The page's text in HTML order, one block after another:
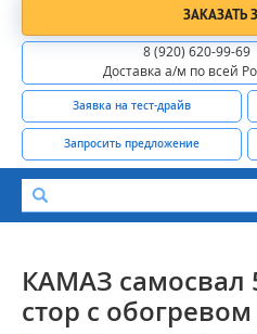
ЗАКАЗАТЬ
8 (920) 620-99-69
Доставка а/м по всей
Заявка на тест-драйв
Запросить предложение
КАТАЛОГ АВТОТЕХНИКИ
КАМАЗ самосвал
стор с